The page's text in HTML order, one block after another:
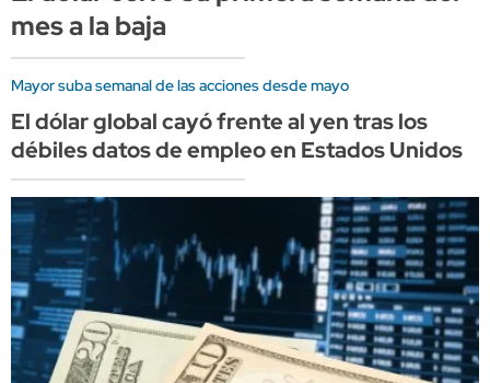
mes a la baja
Mayor suba semanal de las acciones desde mayo
El dólar global cayó frente al yen tras los
débiles datos de empleo en Estados Unidos